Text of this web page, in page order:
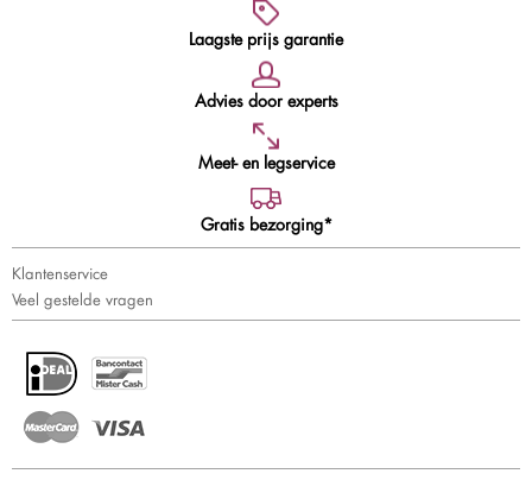
Laagste prijs garantie
Advies door experts
Meet- en legservice
Gratis bezorging*
Klantenservice
Veel gestelde vragen